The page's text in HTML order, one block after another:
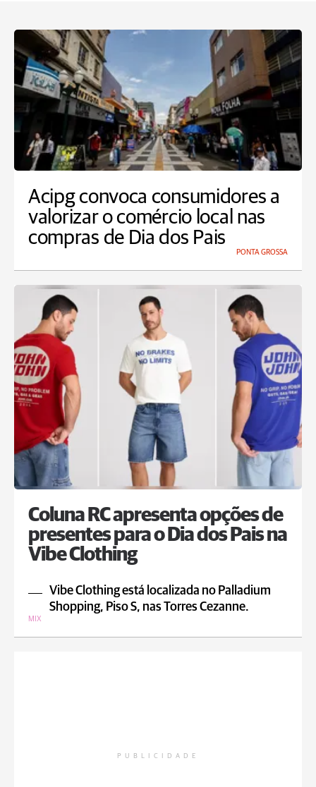
Acipg convoca consumidores a
valorizar o comércio local nas
compras de Dia dos Pais
PONTA GROSSA
Coluna RC apresenta opções de
presentes para o Dia dos Pais na
Vibe Clothing
Vibe Clothing está localizada no Palladium
Shopping, Piso S, nas Torres Cezanne.
MIX
PUBLICIDADE